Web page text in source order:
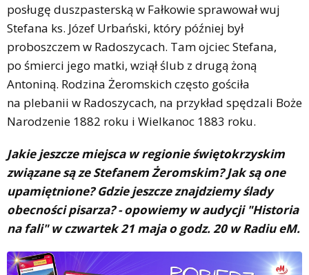
posługę duszpasterską w Fałkowie sprawował wuj
Stefana ks. Józef Urbański, który później był
proboszczem w Radoszycach. Tam ojciec Stefana,
po śmierci jego matki, wziął ślub z drugą żoną
Antoniną. Rodzina Żeromskich często gościła
na plebanii w Radoszycach, na przykład spędzali Boże
Narodzenie 1882 roku i Wielkanoc 1883 roku.
Jakie jeszcze miejsca w regionie świętokrzyskim
związane są ze Stefanem Żeromskim? Jak są one
upamiętnione? Gdzie jeszcze znajdziemy ślady
obecności pisarza? - opowiemy w audycji "Historia
na fali" w czwartek 21 maja o godz. 20 w Radiu eM.